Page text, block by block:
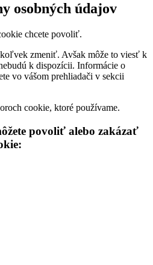
osobných údajov
chcete povoliť.
zmeniť. Avšak môže to viesť k
k dispozícii. Informácie o
vo vášom prehliadači v sekcii
cookie, ktoré používame.
povoliť alebo zakázať